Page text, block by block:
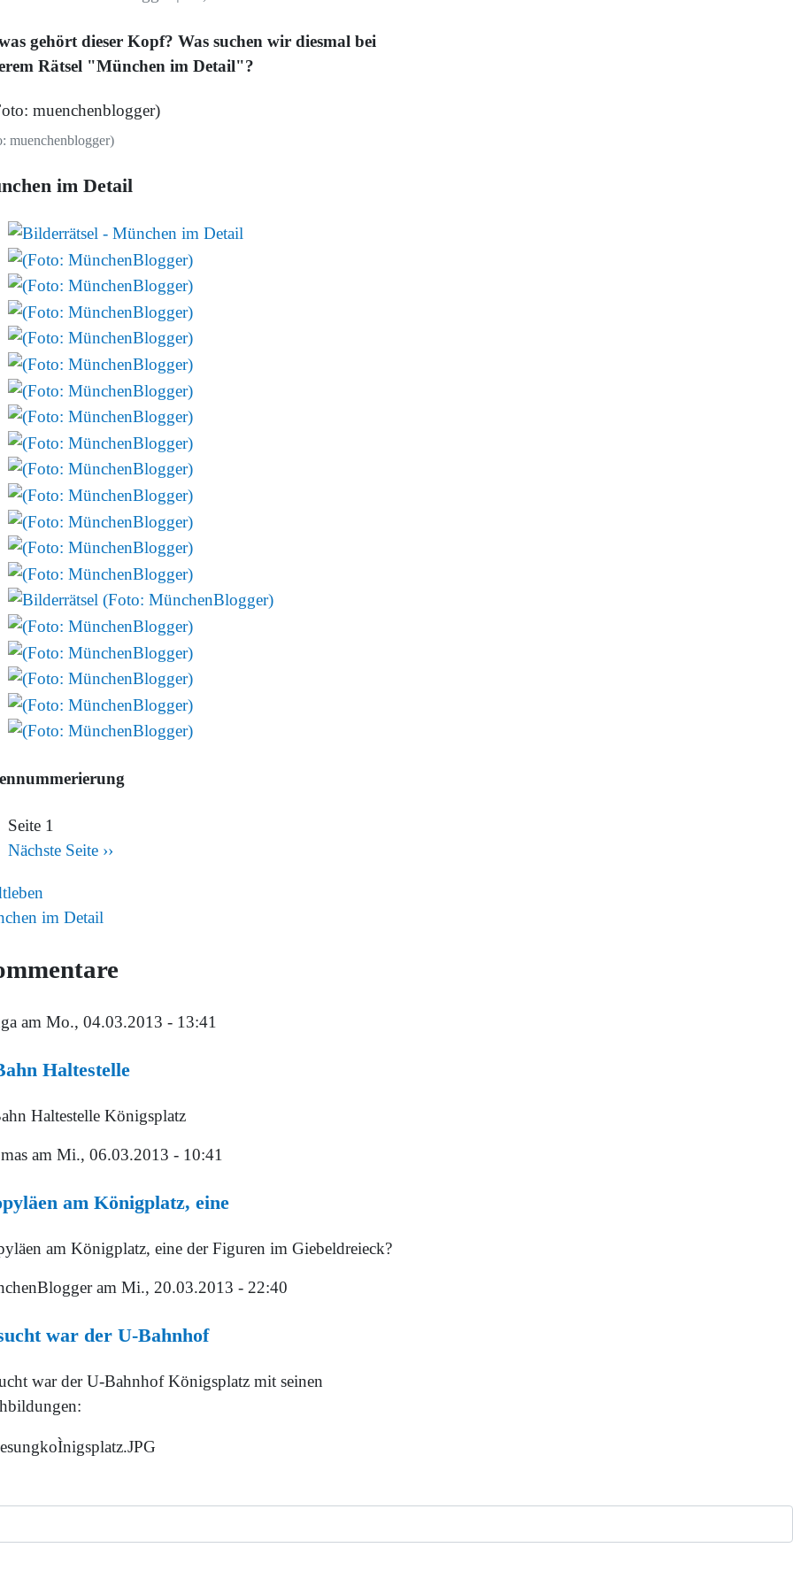
gehört dieser Kopf? Was suchen wir diesmal bei
Rätsel "München im Detail"?
muenchenblogger)
im Detail
Seite 1
Nächste Seite ››
im Detail
am Mo., 04.03.2013 - 13:41
Haltestelle
Haltestelle Königsplatz
am Mi., 06.03.2013 - 10:41
am Königplatz, eine
am Königplatz, eine der Figuren im Giebeldreieck?
am Mi., 20.03.2013 - 22:40
war der U-Bahnhof
war der U-Bahnhof Königsplatz mit seinen